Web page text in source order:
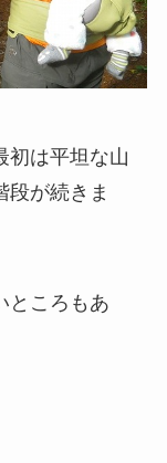
初は平坦な山
段が続きま
ところもあ